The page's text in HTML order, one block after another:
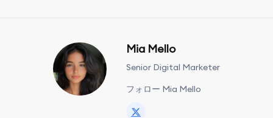
Mia Mello
Senior Digital Marketer
フォロー Mia Mello